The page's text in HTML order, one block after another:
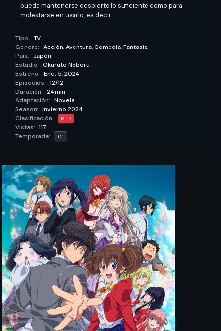
puede mantenerse despierto lo suficiente como para
molestarse en usarlo, es decir.
Tipo: TV
Genero: Acción,Aventura,Comedia,Fantasía,
País:
Japón
Estudio: Okuruto Noboru
Estreno: Ene. 5, 2024
Episodios: 12/12
Duración: 24min
Adaptación: Novela
Season: Invierno 2024
Clasificación:
R-17
Vistas: 117
Temporada:
01